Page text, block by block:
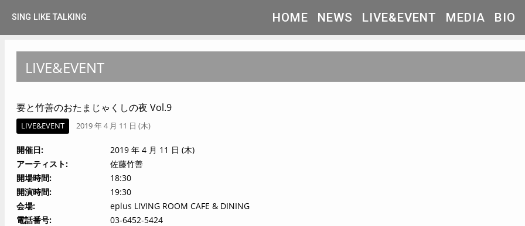
SING LIKE TALKING HOME NEWS LIVE&EVENT MEDIA BIO
LIVE&EVENT
要と竹善のおたまじゃくしの夜 Vol.9
LIVE&EVENT 2019 年 4 月 11 日 (木)
開催日
2019 年 4 月 11 日 (木)
アーティスト
佐藤竹善
開場時間
18:30
開演時間
19:30
会場
eplus LIVING ROOM CAFE & DINING
電話番号
03-6452-5424